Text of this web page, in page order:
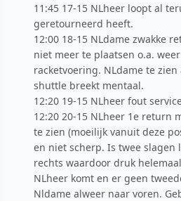
11:45 17-15 NLheer loopt al
geretourneerd heeft.
12:00 18-15 NLdame zwakke
niet meer te plaatsen o.a.
racketvoering. NLdame te
shuttle breekt mentaal.
12:20 19-15 NLheer fout
12:20 20-15 NLheer 1e return
te zien (moeilijk vanuit deze
en niet scherp. Is twee
rechts waardoor druk
NLheer komt en er geen
Nldame alweer naar voren.